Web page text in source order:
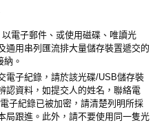
電子郵件、或使用磁碟、唯讀光
通用串列匯流排大量儲存裝置遞交的
納。
電子紀錄，請於該光碟/USB儲存裝
認資料，如提交人的姓名，聯絡電
子紀錄已被加密，請清楚列明所採
局跟進。此外，請不要使用同一隻光